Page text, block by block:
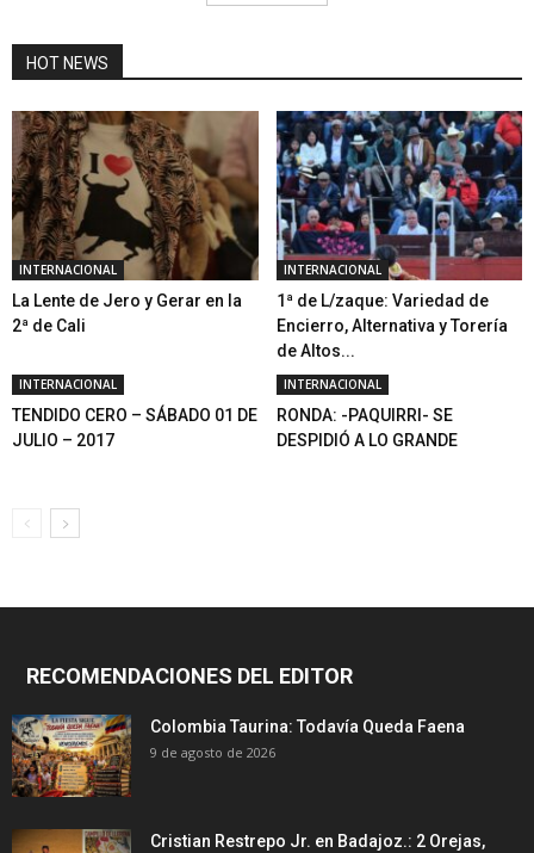
HOT NEWS
INTERNACIONAL
La Lente de Jero y Gerar en la
2ª de Cali
INTERNACIONAL
1ª de L/zaque: Variedad de
Encierro, Alternativa y Torería
de Altos...
INTERNACIONAL
TENDIDO CERO – SÁBADO 01 DE
JULIO – 2017
INTERNACIONAL
RONDA: -PAQUIRRI- SE
DESPIDIÓ A LO GRANDE
RECOMENDACIONES DEL EDITOR
Colombia Taurina: Todavía Queda Faena
9 de agosto de 2026
Cristian Restrepo Jr. en Badajoz.: 2 Orejas,